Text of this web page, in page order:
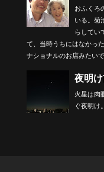
おふくろ
いる。菊
らしてい
て、当時うちにはなかっ
ナショナルのお店みたい
夜明
火星は肉
ぐ夜明け。